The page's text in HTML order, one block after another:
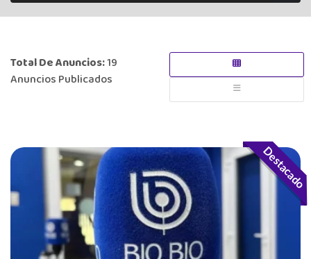
Total De Anuncios:19
Anuncios Publicados
Destacado